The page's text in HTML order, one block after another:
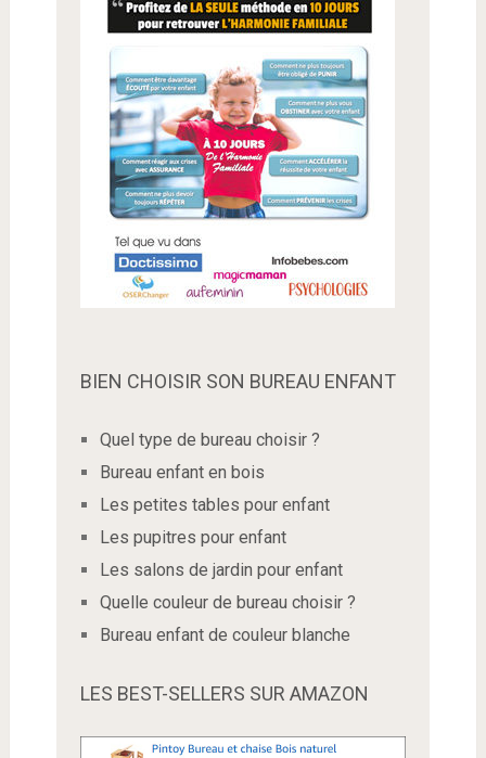
BIEN CHOISIR SON BUREAU ENFANT
Quel type de bureau choisir ?
Bureau enfant en bois
Les petites tables pour enfant
Les pupitres pour enfant
Les salons de jardin pour enfant
Quelle couleur de bureau choisir ?
Bureau enfant de couleur blanche
LES BEST-SELLERS SUR AMAZON